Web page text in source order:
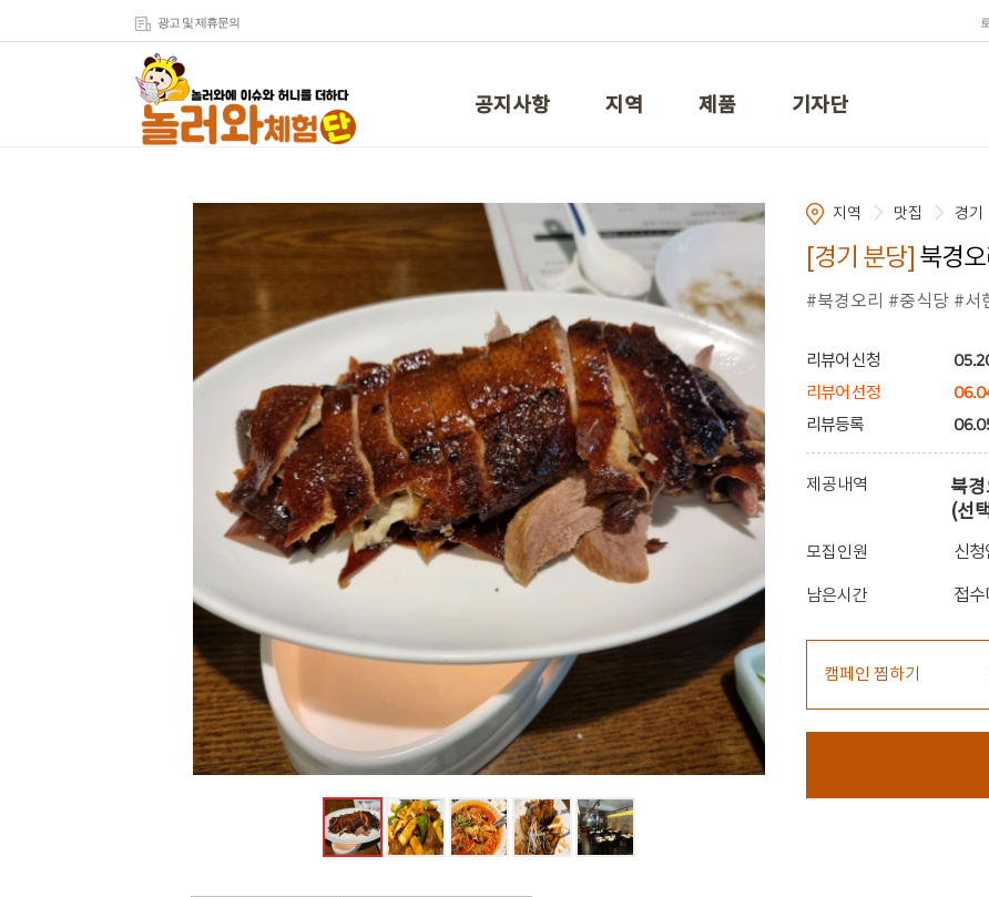
광고 및 제휴문의
공지사항 지역 제품 기자단
지역 맛집 경기
[경기 분당] 북경
#북경오리 #중식당 #서
리뷰어 신청
리뷰어 선정
리뷰등록
제공내역
북
(선
모집인원 신청
남은시간 접수
캠페인 찜하기